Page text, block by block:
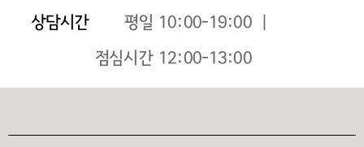
상담시간평일 10:00-19:00 ｜
점심시간 12:00-13:00